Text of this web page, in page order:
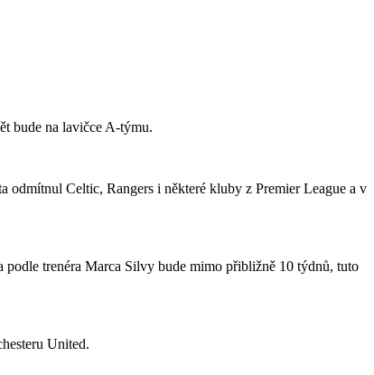
bude na lavičce A-týmu.
odmítnul Celtic, Rangers i některé kluby z Premier League a v
trenéra Marca Silvy bude mimo přibližně 10 týdnů, tuto
United.